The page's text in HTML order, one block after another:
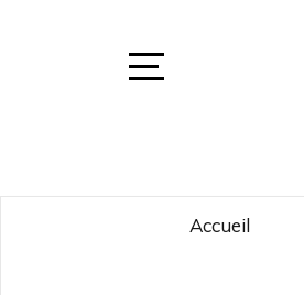
Accueil